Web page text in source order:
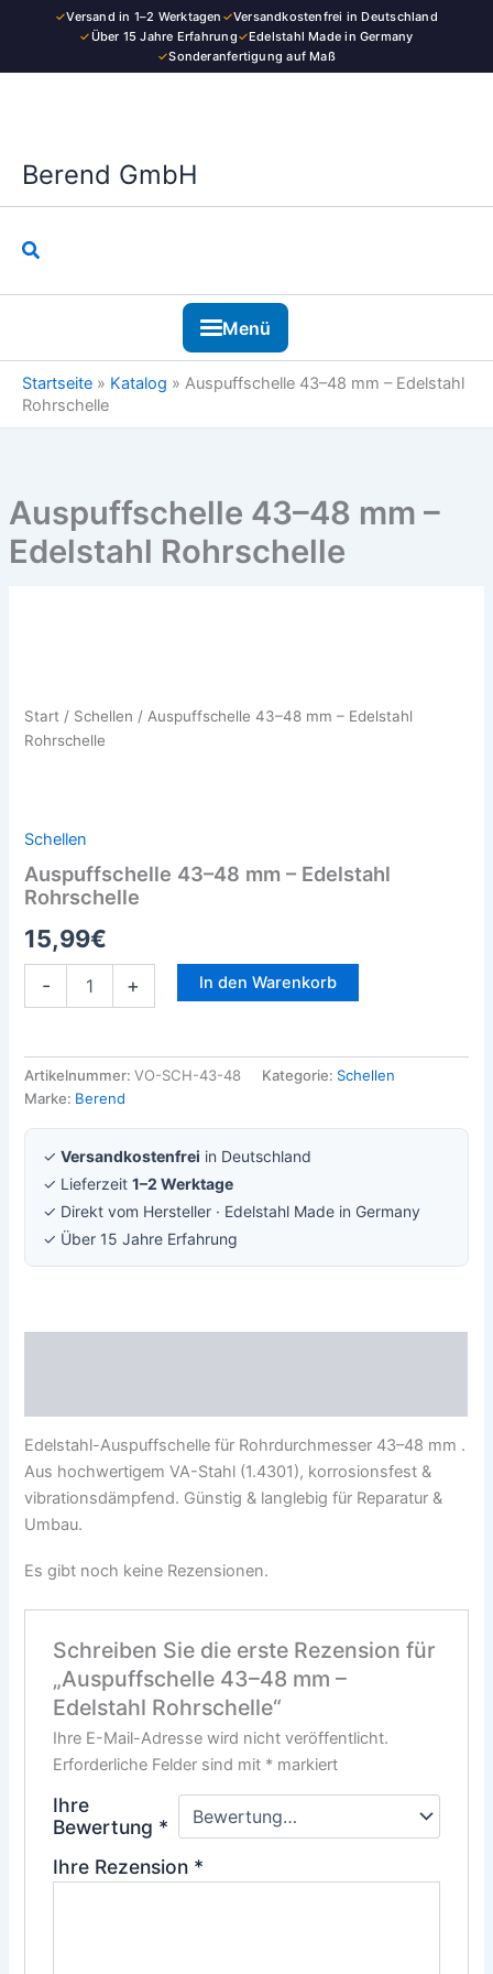
✓Versand in 1–2 Werktagen ✓Versandkostenfrei in Deutschland
✓Über 15 Jahre Erfahrung✓Edelstahl Made in Germany
✓Sonderanfertigung auf Maß
Berend GmbH
Suchen
Menü
Startseite » Katalog » Auspuffschelle 43–48 mm – Edelstahl
Rohrschelle
Auspuffschelle 43–48 mm –
Edelstahl Rohrschelle
Start / Schellen / Auspuffschelle 43–48 mm – Edelstahl
Rohrschelle
Schellen
Auspuffschelle 43–48 mm – Edelstahl
Rohrschelle
15,99€
-
–
Edelstahl
+ In den Warenkorb
Artikelnummer:VO-SCH-43-48 Kategorie: Schellen
Marke: Berend
✓Versandkostenfrei in Deutschland
✓ Lieferzeit1–2 Werktage
✓ Direkt vom Hersteller · Edelstahl Made in Germany
✓ Über 15 Jahre Erfahrung
Edelstahl-Auspuffschelle für Rohrdurchmesser 43–48 mm .
Aus hochwertigem VA-Stahl (1.4301), korrosionsfest &
vibrationsdämpfend. Günstig & langlebig für Reparatur &
Umbau.
Es gibt noch keine Rezensionen.
Schreiben Sie die erste Rezension für
„Auspuffschelle 43–48 mm –
Edelstahl Rohrschelle“
Ihre E-Mail-Adresse wird nicht veröffentlicht.
Erforderliche Felder sind mit *markiert
Ihre
Bewertung *
Ihre Rezension *
Edelstahl